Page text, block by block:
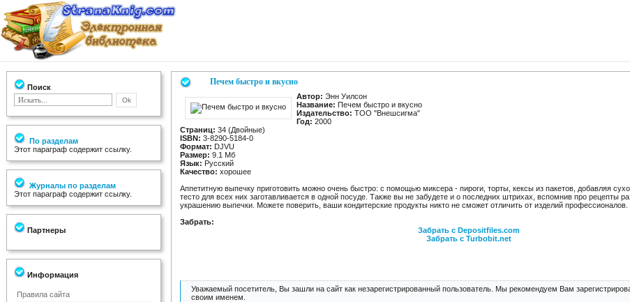
Поиск
По разделам
Этот параграф содержит ссылку.
Журналы по разделам
Этот параграф содержит ссылку.
Партнеры
Информация
Правила сайта
Печем быстро и вкусно
Автор: Энн Уилсон
Название: Печем быстро и вкусно
Издательство: ТОО "Внешсигма"
Год: 2000
Страниц: 34 (Двойные)
ISBN: 3-8290-5184-0
Формат: DJVU
Размер: 9.1 Мб
Язык: Русский
Качество: хорошее
Аппетитную выпечку приготовить можно очень быстро: с помощью миксера - пироги, торты, кексы из пакетов, добавляя
тесто для всех них заготавливается в одной посуде. Также вы не забудете и о последних штрихах, вспомнив про рецепты
украшению выпечки. Можете поверить, ваши кондитерские продукты никто не сможет отличить от изделий профессионалов.
Забрать:
Забрать с Depositfiles.com
Забрать с Turbobit.net
Уважаемый посетитель, Вы зашли на сайт как незарегистрированный пользователь. Мы рекомендуем Вам
своим именем.